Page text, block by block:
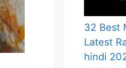
32 Best
Latest
hindi